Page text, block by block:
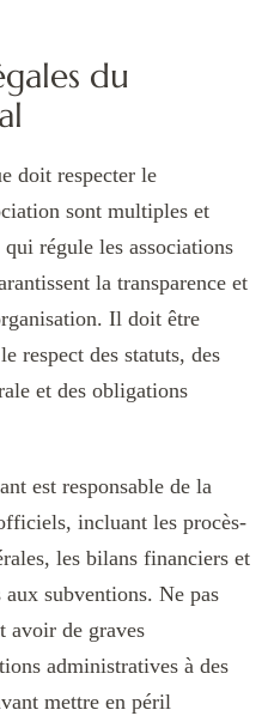
du
doit respecter le
sont multiples et
régule les associations
la transparence et
Il doit être
respect des statuts, des
et des obligations
est responsable de la
incluant les procès-
les bilans financiers et
subventions. Ne pas
avoir de graves
administratives à des
mettre en péril